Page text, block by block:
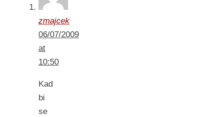
zmajcek
06/07/2009
at
10:50
Kad
bi
se